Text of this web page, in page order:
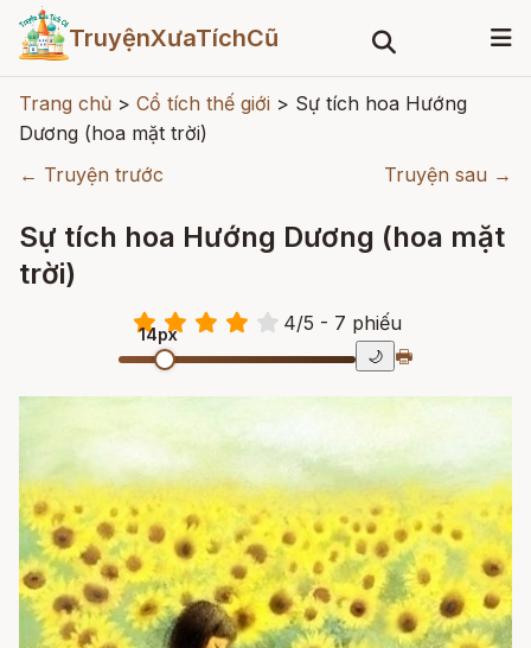
TruyệnXưaTíchCũ
Trang chủ > Cổ tích thế giới > Sự tích hoa Hướng
Dương (hoa mặt trời)
← Truyện trước
Truyện sau →
Sự tích hoa Hướng Dương (hoa mặt
trời)
4/5 - 7 phiếu
14px
🌙 🖶